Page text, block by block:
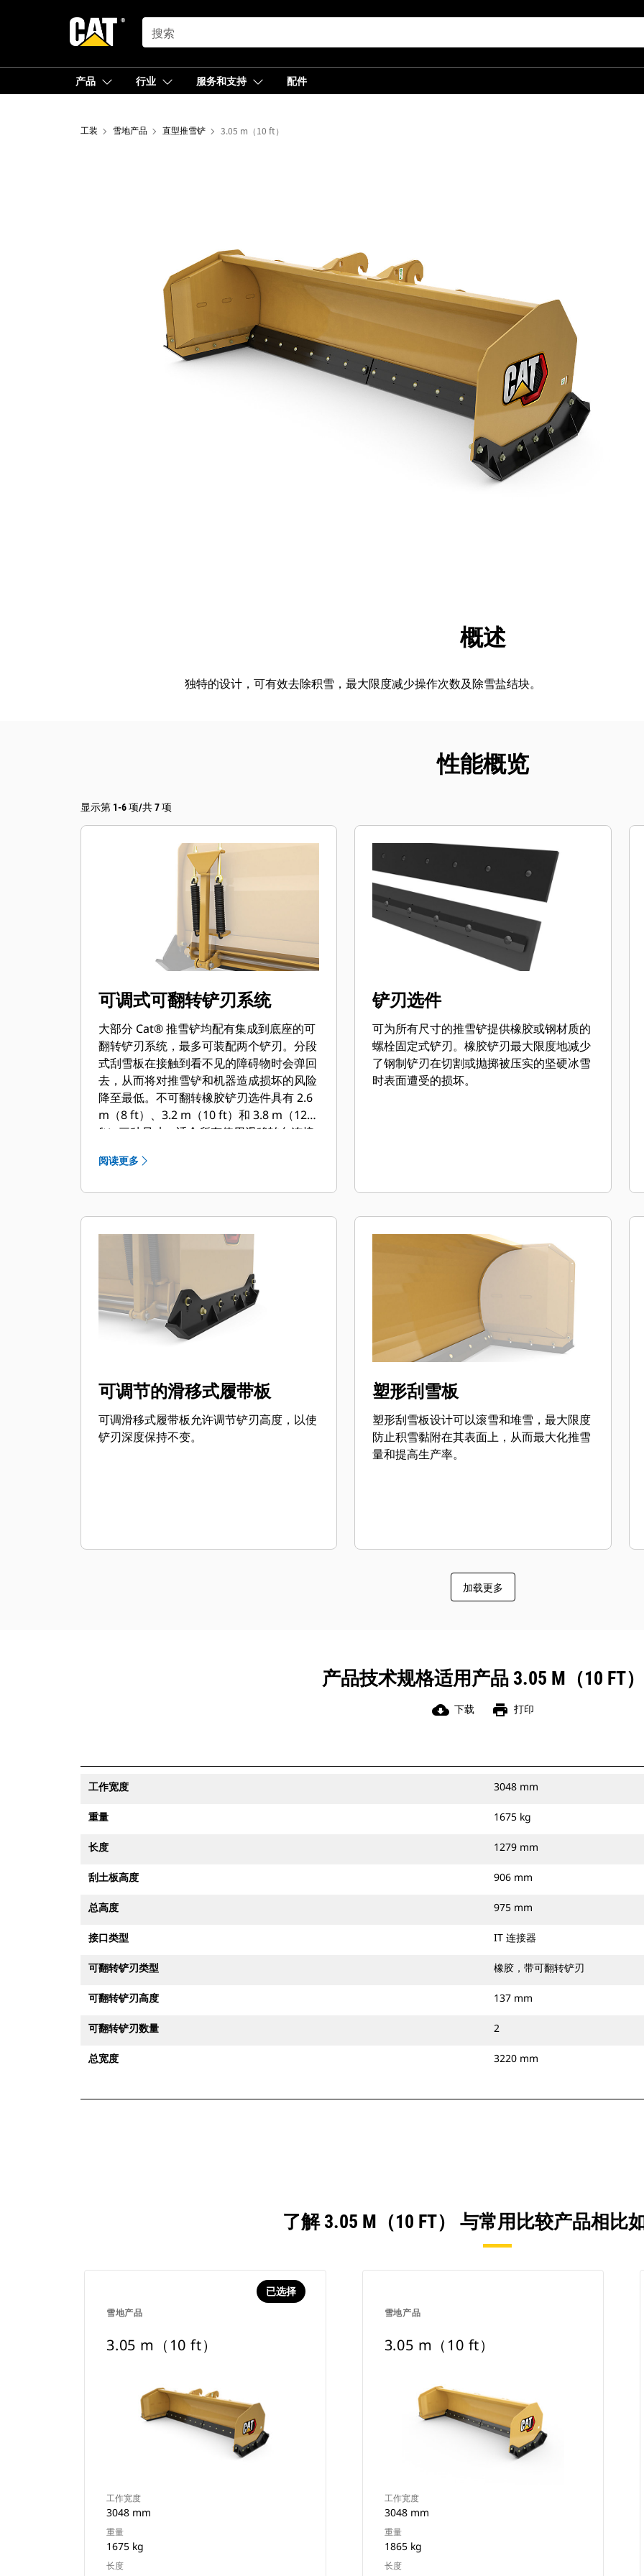
SEARCH
产品 行业 服务和支持 配件
工装 雪地产品 直型推雪铲 3.05 m（10 ft）
展示
概述
独特的设计，可有效去除积雪，最大限度减少操作次数及除雪盐结块。
性能概览
显示第 1-6 项/共 7 项
可调式可翻转铲刃系统
大部分 Cat® 推雪铲均配有集成到底座的可
翻转铲刃系统，最多可装配两个铲刃。分段
式刮雪板在接触到看不见的障碍物时会弹回
去，从而将对推雪铲和机器造成损坏的风险
降至最低。不可翻转橡胶铲刃选件具有 2.6
m（8 ft）、3.2 m（10 ft）和 3.8 m（12
ft）三种尺寸，适合所有使用滑移转向连接
阅读更多
铲刃选件
可为所有尺寸的推雪铲提供橡胶或钢材质的
螺栓固定式铲刃。橡胶铲刃最大限度地减少
了钢制铲刃在切割或抛掷被压实的坚硬冰雪
时表面遭受的损坏。
可调节的滑移式履带板
可调滑移式履带板允许调节铲刃高度，以使
铲刃深度保持不变。
塑形刮雪板
塑形刮雪板设计可以滚雪和堆雪，最大限度
防止积雪黏附在其表面上，从而最大化推雪
量和提高生产率。
加载更多
产品技术规格适用产品 3.05 M（10 FT）
cloud_download 下载 print 打印
工作宽度 3048 mm
重量 1675 kg
长度 1279 mm
刮土板高度 906 mm
总高度 975 mm
接口类型 IT 连接器
可翻转铲刃类型 橡胶，带可翻转铲刃
可翻转铲刃高度 137 mm
可翻转铲刃数量 2
总宽度 3220 mm
了解 3.05 M（10 FT） 与常用比较产品相比
雪地产品
已选择
3.05 m（10 ft）
工作宽度
3048 mm
重量
1675 kg
长度
雪地产品
3.05 m（10 ft）
工作宽度
3048 mm
重量
1865 kg
长度